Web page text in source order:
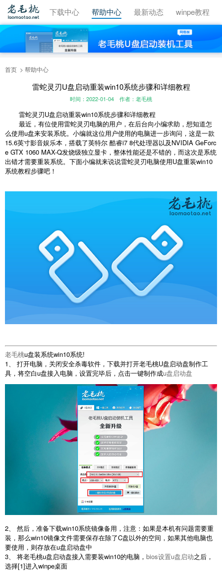
视频教程 下载中心 帮助中心 最新动态 winpe教程
首页 帮助中心
雷蛇灵刃U盘启动重装win10系统步骤和详细教程
时间：2022-01-04 作者：老毛桃
雷蛇灵刃U盘启动重装win10系统步骤和详细教程
最近，有位使用雷蛇灵刃电脑的用户，在后台向小编求助，想知道怎
么使用u盘来安装系统。小编就这位用户使用的电脑进一步询问，这是一款
15.6英寸影音娱乐本，搭载了英特尔 酷睿i7 8代处理器以及NVIDIA GeForc
e GTX 1060 MAX-Q发烧级独立显卡，整体性能还是不错的，而这次是系统
出错才需要重装系统。下面小编就来说说雷蛇灵刃电脑使用U盘重装win10
系统教程步骤吧！
老毛桃u盘装系统win10系统!
1、 打开电脑，关闭安全杀毒软件，下载并打开老毛桃U盘启动盘制作工
具，将空白u盘接入电脑，设置完毕后，点击一键制作成u盘启动盘
2、 然后，准备下载win10系统镜像备用，注意：如果是本机有问题需要重
装，那么win10镜像文件需要保存在除了C盘以外的空间，如果其他电脑也
要使用，则存放在u盘启动盘中
3、 将老毛桃u盘启动盘接入需要装win10的电脑， bios设置u盘启动之后，
选择[1]进入winpe桌面